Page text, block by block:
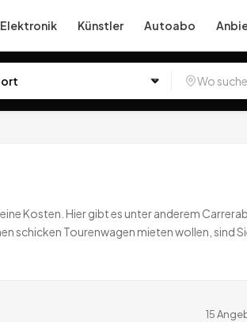
Elektronik Künstler Autoabo
Kosten. Hier gibt es unter anderem
schicken Tourenwagen mieten wollen, sind
15